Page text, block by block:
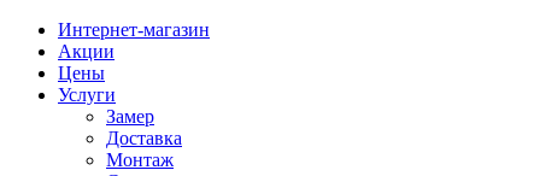
Интернет-магазин
Акции
Цены
Услуги
Замер
Доставка
Монтаж